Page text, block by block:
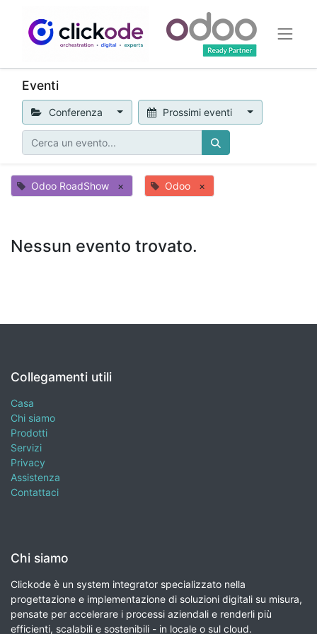
Eventi
Conferenza Prossimi eventi
Odoo RoadShow × Odoo ×
Nessun evento trovato.
Collegamenti utili
Casa
Chi siamo
Prodotti
Servizi
Privacy
Assistenza
Contattaci
Chi siamo
Clickode è un system integrator specializzato nella
progettazione e implementazione di soluzioni digitali su misura,
pensate per accelerare i processi aziendali e renderli più
efficienti, scalabili e sostenibili - in locale o sul cloud.